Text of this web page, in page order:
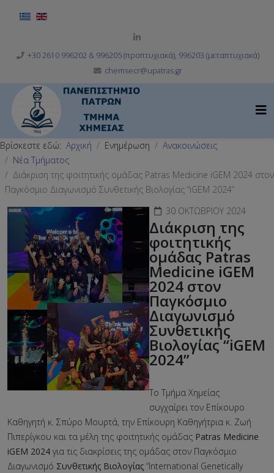
Επιλέξτε τη γλώσσα σας
+30 2610 996202 & 996205 (προπτυχιακά), 996203 (μεταπτυχιακά)
chemsecr@upatras.gr
Βρίσκεστε εδώ: Αρχική Ενημέρωση
Ανακοινώσεις
Νέα Τμήματος
Διάκριση της φοιτητικής ομάδας Patras Medicine iGEM 2024 στον
Παγκόσμιο Διαγωνισμό Συνθετικής Βιολογίας “iGEM 2024”
30 ΟΚΤΩΒΡΊΟΥ 2024
Διάκριση της
φοιτητικής
ομάδας Patras
Medicine iGEM
2024 στον
Παγκόσμιο
Διαγωνισμό
Συνθετικής
Βιολογίας “iGEM
2024”
Το Τμήμα Χημείας
συγχαίρει τον Επίκουρο
Καθηγητή κ. Σπύρο Μουρτά, την Επίκουρη Καθηγήτρια κ. Ζωή
Πιπερίγκου και τα μέλη της φοιτητικής ομάδας Patras Medicine
iGEM 2024 για τις διακρίσεις της ομάδας στον Παγκόσμιο
Διαγωνισμό Συνθετικής Βιολογίας “International Genetically